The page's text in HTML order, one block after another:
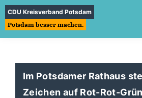
CDU Kreisverband Potsdam
Potsdam besser machen.
Im Potsdamer Rathaus
Zeichen auf Rot-Rot-Grün